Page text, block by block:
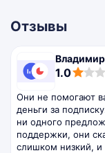
Отзывы
1.0
1,0
Они не помогают
деньги за
ни одного
поддержки, они
слишком низкий, и